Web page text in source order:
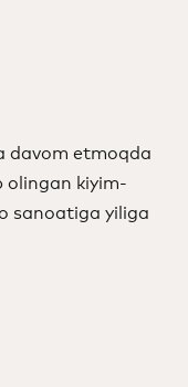
davom etmoqda
olingan kiyim-
sanoatiga yiliga